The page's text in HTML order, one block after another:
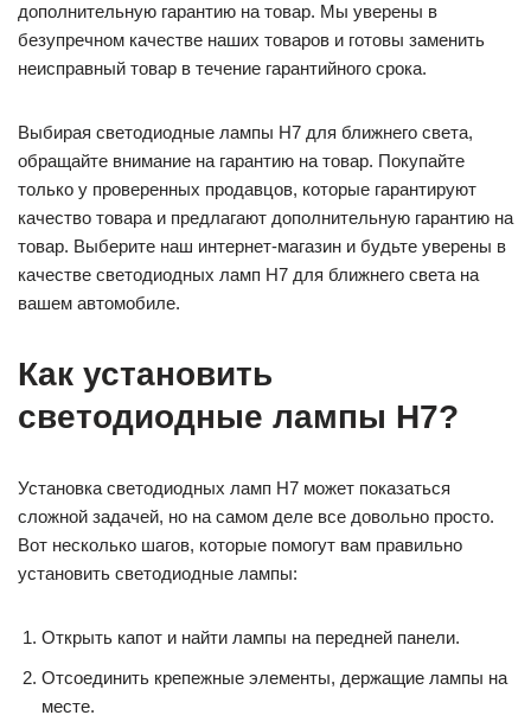
дополнительную гарантию на товар. Мы уверены в
безупречном качестве наших товаров и готовы заменить
неисправный товар в течение гарантийного срока.
Выбирая светодиодные лампы H7 для ближнего света,
обращайте внимание на гарантию на товар. Покупайте
только у проверенных продавцов, которые гарантируют
качество товара и предлагают дополнительную гарантию на
товар. Выберите наш интернет-магазин и будьте уверены в
качестве светодиодных ламп H7 для ближнего света на
вашем автомобиле.
Как установить
светодиодные лампы H7?
Установка светодиодных ламп H7 может показаться
сложной задачей, но на самом деле все довольно просто.
Вот несколько шагов, которые помогут вам правильно
установить светодиодные лампы:
Открыть капот и найти лампы на передней панели.
Отсоединить крепежные элементы, держащие лампы на
месте.